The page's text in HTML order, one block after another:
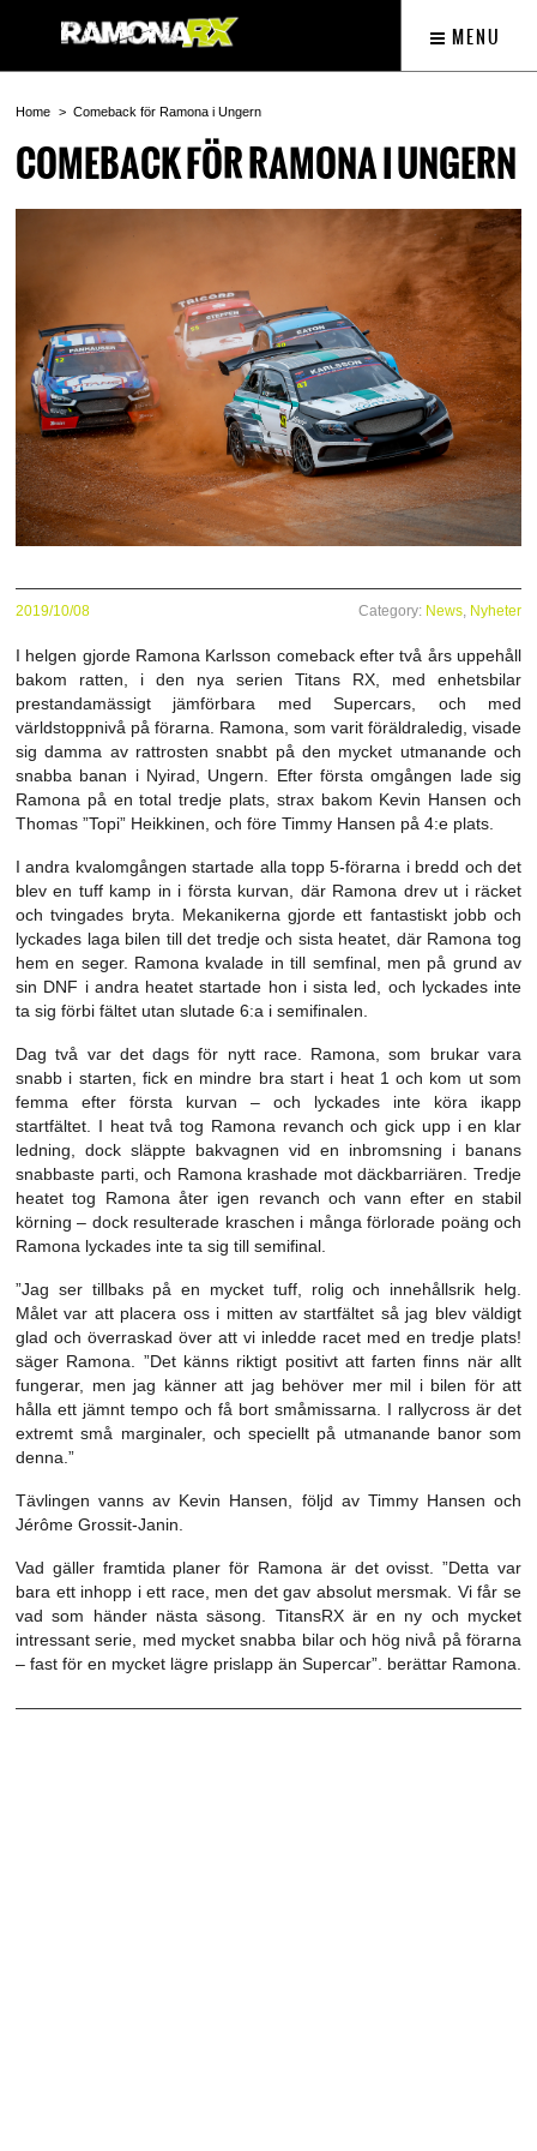
MENU
Home Comeback för Ramona i Ungern
COMEBACK FÖR RAMONA I UNGERN
2019/10/08 Category: News, Nyheter
I helgen gjorde Ramona Karlsson comeback efter två års uppehåll
bakom ratten, i den nya serien Titans RX, med enhetsbilar
prestandamässigt jämförbara med Supercars, och med
världstoppnivå på förarna. Ramona, som varit föräldraledig, visade
sig damma av rattrosten snabbt på den mycket utmanande och
snabba banan i Nyirad, Ungern. Efter första omgången lade sig
Ramona på en total tredje plats, strax bakom Kevin Hansen och
Thomas ”Topi” Heikkinen, och före Timmy Hansen på 4:e plats.
I andra kvalomgången startade alla topp 5-förarna i bredd och det
blev en tuff kamp in i första kurvan, där Ramona drev ut i räcket
och tvingades bryta. Mekanikerna gjorde ett fantastiskt jobb och
lyckades laga bilen till det tredje och sista heatet, där Ramona tog
hem en seger. Ramona kvalade in till semfinal, men på grund av
sin DNF i andra heatet startade hon i sista led, och lyckades inte
ta sig förbi fältet utan slutade 6:a i semifinalen.
Dag två var det dags för nytt race. Ramona, som brukar vara
snabb i starten, fick en mindre bra start i heat 1 och kom ut som
femma efter första kurvan – och lyckades inte köra ikapp
startfältet. I heat två tog Ramona revanch och gick upp i en klar
ledning, dock släppte bakvagnen vid en inbromsning i banans
snabbaste parti, och Ramona krashade mot däckbarriären. Tredje
heatet tog Ramona åter igen revanch och vann efter en stabil
körning – dock resulterade kraschen i många förlorade poäng och
Ramona lyckades inte ta sig till semifinal.
”Jag ser tillbaks på en mycket tuff, rolig och innehållsrik helg.
Målet var att placera oss i mitten av startfältet så jag blev väldigt
glad och överraskad över att vi inledde racet med en tredje plats!
säger Ramona. ”Det känns riktigt positivt att farten finns när allt
fungerar, men jag känner att jag behöver mer mil i bilen för att
hålla ett jämnt tempo och få bort småmissarna. I rallycross är det
extremt små marginaler, och speciellt på utmanande banor som
denna.”
Tävlingen vanns av Kevin Hansen, följd av Timmy Hansen och
Jérôme Grossit-Janin.
Vad gäller framtida planer för Ramona är det ovisst. ”Detta var
bara ett inhopp i ett race, men det gav absolut mersmak. Vi får se
vad som händer nästa säsong. TitansRX är en ny och mycket
intressant serie, med mycket snabba bilar och hög nivå på förarna
– fast för en mycket lägre prislapp än Supercar”. berättar Ramona.